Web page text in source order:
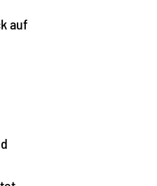
auf